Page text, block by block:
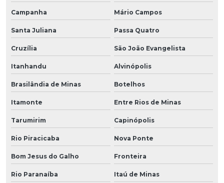
Campanha Mário Campos
Santa Juliana Passa Quatro
Cruzília São João Evangelista
Itanhandu Alvinópolis
Brasilândia de Minas Botelhos
Itamonte Entre Rios de Minas
Tarumirim Capinópolis
Rio Piracicaba Nova Ponte
Bom Jesus do Galho Fronteira
Rio Paranaíba Itaú de Minas